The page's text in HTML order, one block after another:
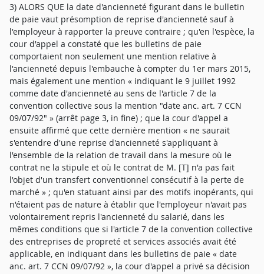
3) ALORS QUE la date d'ancienneté figurant dans le bulletin
de paie vaut présomption de reprise d'ancienneté sauf à
l'employeur à rapporter la preuve contraire ; qu'en l'espèce, la
cour d'appel a constaté que les bulletins de paie
comportaient non seulement une mention relative à
l'ancienneté depuis l'embauche à compter du 1er mars 2015,
mais également une mention « indiquant le 9 juillet 1992
comme date d'ancienneté au sens de l'article 7 de la
convention collective sous la mention "date anc. art. 7 CCN
09/07/92" » (arrêt page 3, in fine) ; que la cour d'appel a
ensuite affirmé que cette dernière mention « ne saurait
s'entendre d'une reprise d'ancienneté s'appliquant à
l'ensemble de la relation de travail dans la mesure où le
contrat ne la stipule et où le contrat de M. [T] n'a pas fait
l'objet d'un transfert conventionnel consécutif à la perte de
marché » ; qu'en statuant ainsi par des motifs inopérants, qui
n'étaient pas de nature à établir que l'employeur n'avait pas
volontairement repris l'ancienneté du salarié, dans les
mêmes conditions que si l'article 7 de la convention collective
des entreprises de propreté et services associés avait été
applicable, en indiquant dans les bulletins de paie « date
anc. art. 7 CCN 09/07/92 », la cour d'appel a privé sa décision